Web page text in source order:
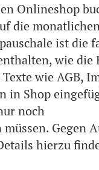
Onlineshop
die
ist die
wie
wie AGB,
in Shop
noch
Gegen
hierzu